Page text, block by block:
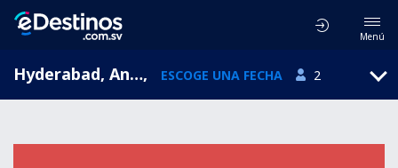
Menú
Hyderabad, Andhra Pradesh, India, ESCOGE UNA FECHA 2